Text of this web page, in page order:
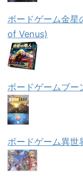
ボードゲーム金
of Venus)
ボードゲームブ
ボードゲーム異世